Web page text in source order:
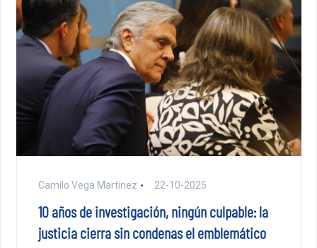
Camilo Vega Martinez 22-10-2025
10 años de investigación, ningún culpable: la
justicia cierra sin condenas el emblemático